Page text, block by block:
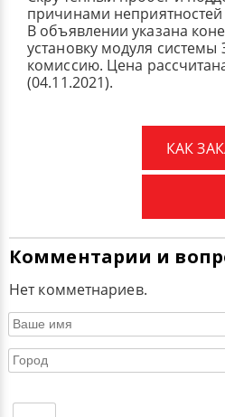
причинами
В объявлении указана
установку модуля
комиссию. Цена
(04.11.2021).
КАК
Комментарии и
Нет комметнариев.